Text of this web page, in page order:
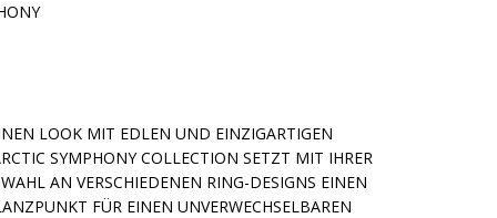
LOOK MIT EDLEN UND EINZIGARTIGEN
SYMPHONY COLLECTION SETZT MIT IHRER
AN VERSCHIEDENEN RING-DESIGNS EINEN K
FÜR EINEN UNVERWECHSELBAREN A